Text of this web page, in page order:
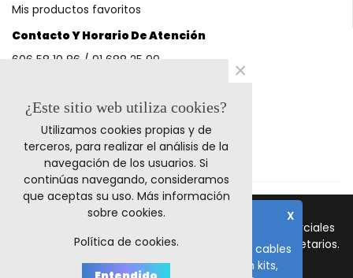
Contacto Y Horario De Atención
606 58 10 86 / 91 688 25 99
Métodos De Pago
Mis productos favoritos
© 2011-2024 Retrocables. Los logos y marcas comerciales
mencionadas corresponden a sus respectivos propietarios.
Todos los precios incluyen I.V.A.
X
El plazo de fabricación de todos los cables
es de 10-15 días laborables, salvo en kits,
¿Este sitio web utiliza cookies?
Utilizamos cookies propias y de
terceros, para realizar el análisis de la
navegación de los usuarios. Si
continúas navegando, consideramos
que aceptas su uso. Más información
sobre cookies.
Política de cookies.
×